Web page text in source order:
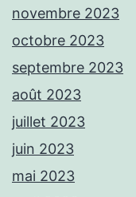
novembre 2023
octobre 2023
septembre 2023
août 2023
juillet 2023
juin 2023
mai 2023